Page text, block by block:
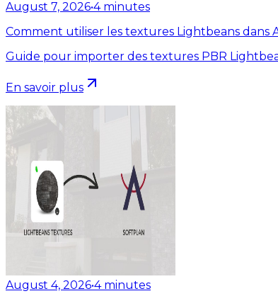
August 7, 2026•4 minutes
Comment utiliser les textures Lightbeans dans
Guide pour importer des textures PBR
En savoir plus
August 4, 2026•4 minutes